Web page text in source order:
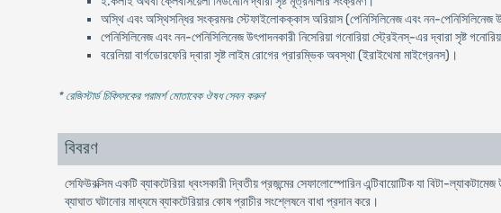
অস্থি এবং অস্থিসন্ধির সংক্রমনঃ স্টেফাইলোকক্কাস অরিয়াস (পেনিসিলিনেজ এবং নন-পেনিসিলিনেজ
পেনিসিলিনেজ এবং নন-পেনিসিলিনেজ উৎপাদনকারী নিসেরিয়া গনোরিয়া স্ট্রেইনস্-এর দ্বারা সৃষ্ট
বরেলিয়া বার্গডোরফেরি দ্বারা সৃষ্ট লাইম রোগের প্রারম্ভিক অবস্থা (ইরাইথেমা মাইগ্রেনস)।
* রেজিস্টার্ড চিকিৎসকের পরামর্শ মোতাবেক ঔষধ সেবন করুন'
বিবরণ
সেফিউরক্সিম একটি ব্যাকটেরিয়া ধ্বংসকারী দ্বিতীয় প্রজন্মের সেফালোস্পোরিন এন্টিবায়োটিক যা বিটা-
ব্যাঘাত ঘটানোর মাধ্যমে ব্যাকটেরিয়ার কোষ প্রাচীর সংশ্লেষনে বাধা প্রদান করে।